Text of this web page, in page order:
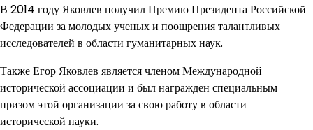
В 2014 году Яковлев получил Премию Президента Российской
Федерации за молодых ученых и поощрения талантливых
исследователей в области гуманитарных наук.
Также Егор Яковлев является членом Международной
исторической ассоциации и был награжден специальным
призом этой организации за свою работу в области
исторической науки.